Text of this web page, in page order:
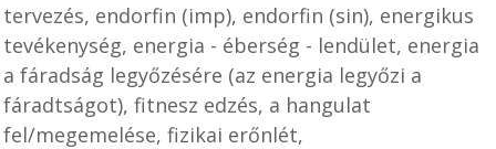
tervezés, endorfin (imp), endorfin (sin), energikus
tevékenység, energia - éberség - lendület, energia
a fáradság legyőzésére (az energia legyőzi a
fáradtságot), fitnesz edzés, a hangulat
fel/megemelése, fizikai erőnlét,